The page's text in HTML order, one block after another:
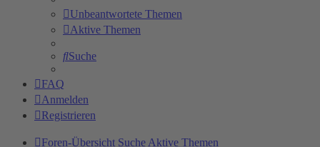
Unbeantwortete Themen
Aktive Themen
Suche
FAQ
Anmelden
Registrieren
Foren-Übersicht Suche Aktive Themen